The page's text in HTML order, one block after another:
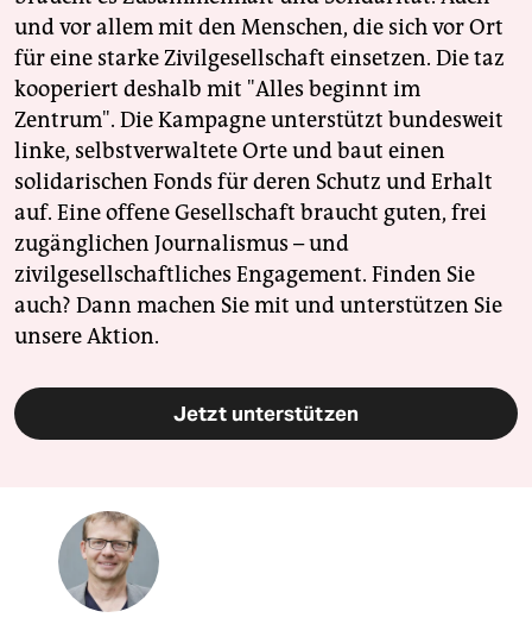
und vor allem mit den Menschen, die sich vor Ort
für eine starke Zivilgesellschaft einsetzen. Die taz
kooperiert deshalb mit "Alles beginnt im
Zentrum". Die Kampagne unterstützt bundesweit
linke, selbstverwaltete Orte und baut einen
solidarischen Fonds für deren Schutz und Erhalt
auf. Eine offene Gesellschaft braucht guten, frei
zugänglichen Journalismus – und
zivilgesellschaftliches Engagement. Finden Sie
auch? Dann machen Sie mit und unterstützen Sie
unsere Aktion.
Jetzt unterstützen